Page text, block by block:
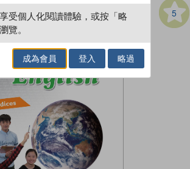
5
受個人化閱讀體驗，或按「略
覽。
成為會員 登入 略過